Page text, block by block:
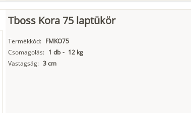
Tboss Kora 75 laptükör
Termékkód: FMKO75
Csomagolás: 1 db - 12 kg
Vastagság: 3 cm